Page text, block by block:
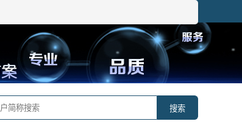
搜索